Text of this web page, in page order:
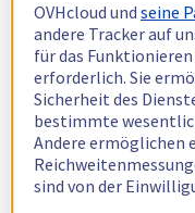
OVHcloud undseine
andere Tracker auf
für das
erforderlich. Sie
Sicherheit des
bestimmte
Andere ermöglichen
sind von der